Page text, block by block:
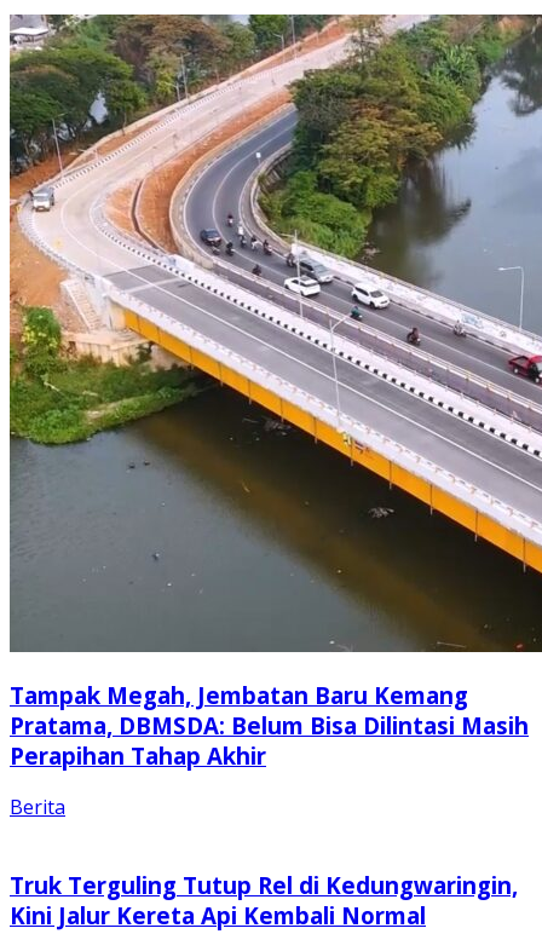
Tampak Megah, Jembatan Baru Kemang
Pratama, DBMSDA: Belum Bisa Dilintasi Masih
Perapihan Tahap Akhir
Berita
Truk Terguling Tutup Rel di Kedungwaringin,
Kini Jalur Kereta Api Kembali Normal